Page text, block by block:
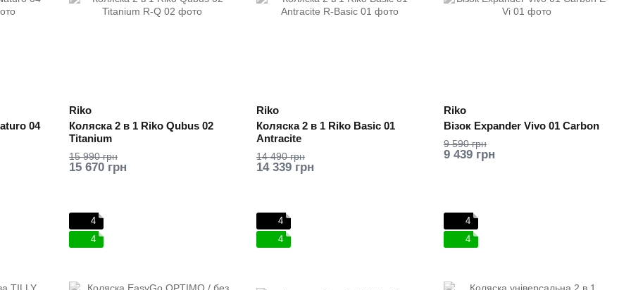
04
Riko
Коляска 2 в 1 Riko Qubus 02
Titanium
15 990 грн
15 670 грн
Riko
Коляска 2 в 1 Riko Basic 01
Antracite
14 490 грн
14 339 грн
Riko
Візок Expander Vivo 01 Carbon
9 590 грн
9 439 грн
4
4
4
4
4
4